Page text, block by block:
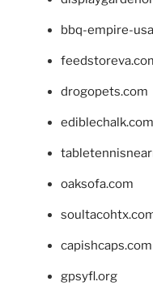
bbq-empire-
drogopets.com
ediblechalk.com
oaksofa.com
capishcaps.com
gpsyfl.org